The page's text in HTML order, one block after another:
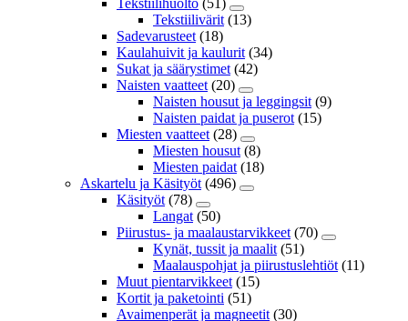
Tekstiilihuolto (51)
Tekstiilivärit (13)
Sadevarusteet (18)
Kaulahuivit ja kaulurit (34)
Sukat ja säärystimet (42)
Naisten vaatteet (20)
Naisten housut ja leggingsit (9)
Naisten paidat ja puserot (15)
Miesten vaatteet (28)
Miesten housut (8)
Miesten paidat (18)
Askartelu ja Käsityöt (496)
Käsityöt (78)
Langat (50)
Piirustus- ja maalaustarvikkeet (70)
Kynät, tussit ja maalit (51)
Maalauspohjat ja piirustuslehtiöt (11)
Muut pientarvikkeet (15)
Kortit ja paketointi (51)
Avaimenperät ja magneetit (30)